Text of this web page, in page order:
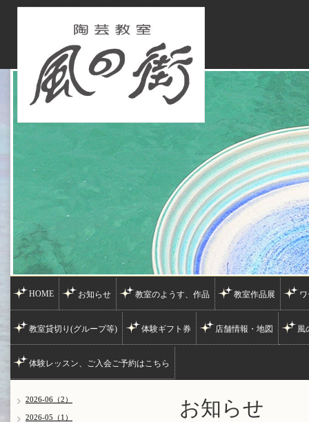
HOME お知らせ 教室のようす、作品 教室作品展
教室貸切り(グループ等) 体験ギフト券 店舗情報・地図 風
体験レッスン、ご入会ご予約はこちら
お知らせ
2026-06（2）
2026-05（1）